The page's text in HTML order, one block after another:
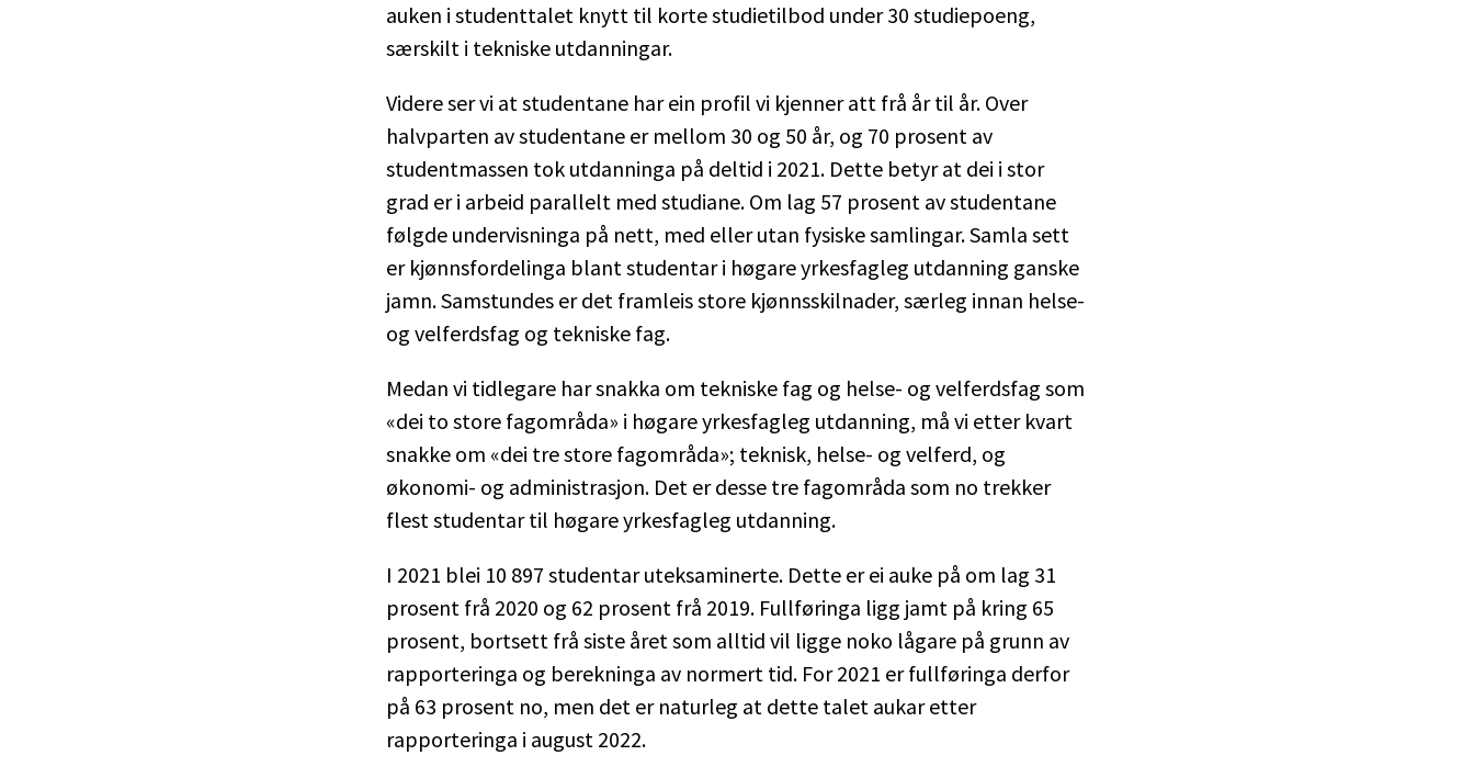
auken i studenttalet knytt til korte studietilbod under 30 studiepoeng,
særskilt i tekniske utdanningar.
Videre ser vi at studentane har ein profil vi kjenner att frå år til år. Over
halvparten av studentane er mellom 30 og 50 år, og 70 prosent av
studentmassen tok utdanninga på deltid i 2021. Dette betyr at dei i stor
grad er i arbeid parallelt med studiane. Om lag 57 prosent av studentane
følgde undervisninga på nett, med eller utan fysiske samlingar. Samla sett
er kjønnsfordelinga blant studentar i høgare yrkesfagleg utdanning ganske
jamn. Samstundes er det framleis store kjønnsskilnader, særleg innan helse-
og velferdsfag og tekniske fag.
Medan vi tidlegare har snakka om tekniske fag og helse- og velferdsfag som
«dei to store fagområda» i høgare yrkesfagleg utdanning, må vi etter kvart
snakke om «dei tre store fagområda»; teknisk, helse- og velferd, og
økonomi- og administrasjon. Det er desse tre fagområda som no trekker
flest studentar til høgare yrkesfagleg utdanning.
I 2021 blei 10 897 studentar uteksaminerte. Dette er ei auke på om lag 31
prosent frå 2020 og 62 prosent frå 2019. Fullføringa ligg jamt på kring 65
prosent, bortsett frå siste året som alltid vil ligge noko lågare på grunn av
rapporteringa og berekninga av normert tid. For 2021 er fullføringa derfor
på 63 prosent no, men det er naturleg at dette talet aukar etter
rapporteringa i august 2022.